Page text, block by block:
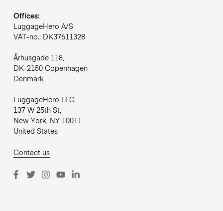
Offices:
LuggageHero A/S
VAT-no.: DK37611328
Århusgade 118,
DK-2150 Copenhagen
Denmark
LuggageHero LLC
137 W 25th St,
New York, NY 10011
United States
Contact us